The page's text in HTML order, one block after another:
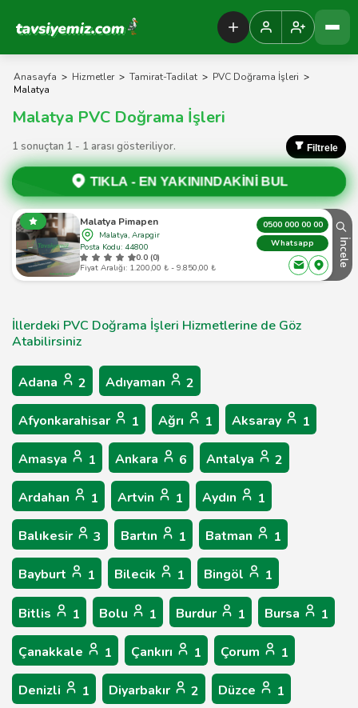
Tavsiyemiz Anasayfa
Anasayfa > Hizmetler > Tamirat-Tadilat > PVC Doğrama İşleri >
Malatya
Malatya PVC Doğrama İşleri
1 sonuçtan 1 - 1 arası gösteriliyor. Filtrele
TIKLA - EN YAKININDAKİNİ BUL
Malatya Pimapen
Malatya, Arapgir
Posta Kodu: 44800
0.0 (0)
Fiyat Aralığı: 1.200,00 ₺ - 9.850,00 ₺
0500 000 00 00
Whatsapp
İncele
İllerdeki PVC Doğrama İşleri Hizmetlerine de Göz
Atabilirsiniz
Adana 2 Adıyaman 2
Afyonkarahisar 1 Ağrı 1 Aksaray 1
Amasya 1 Ankara 6 Antalya 2
Ardahan 1 Artvin 1 Aydın 1
Balıkesir 3 Bartın 1 Batman 1
Bayburt 1 Bilecik 1 Bingöl 1
Bitlis 1 Bolu 1 Burdur 1 Bursa 1
Çanakkale 1 Çankırı 1 Çorum 1
Denizli 1 Diyarbakır 2 Düzce 1